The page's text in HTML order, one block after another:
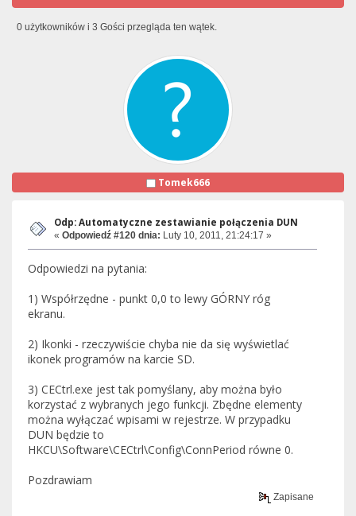
0 użytkowników i 3 Gości przegląda ten wątek.
Tomek666
Odp: Automatyczne zestawianie połączenia DUN
« Odpowiedź #120 dnia: Luty 10, 2011, 21:24:17 »
Odpowiedzi na pytania:
1) Współrzędne - punkt 0,0 to lewy GÓRNY róg
ekranu.
2) Ikonki - rzeczywiście chyba nie da się wyświetlać
ikonek programów na karcie SD.
3) CECtrl.exe jest tak pomyślany, aby można było
korzystać z wybranych jego funkcji. Zbędne elementy
można wyłączać wpisami w rejestrze. W przypadku
DUN będzie to
HKCU\Software\CECtrl\Config\ConnPeriod równe 0.
Pozdrawiam
Zapisane